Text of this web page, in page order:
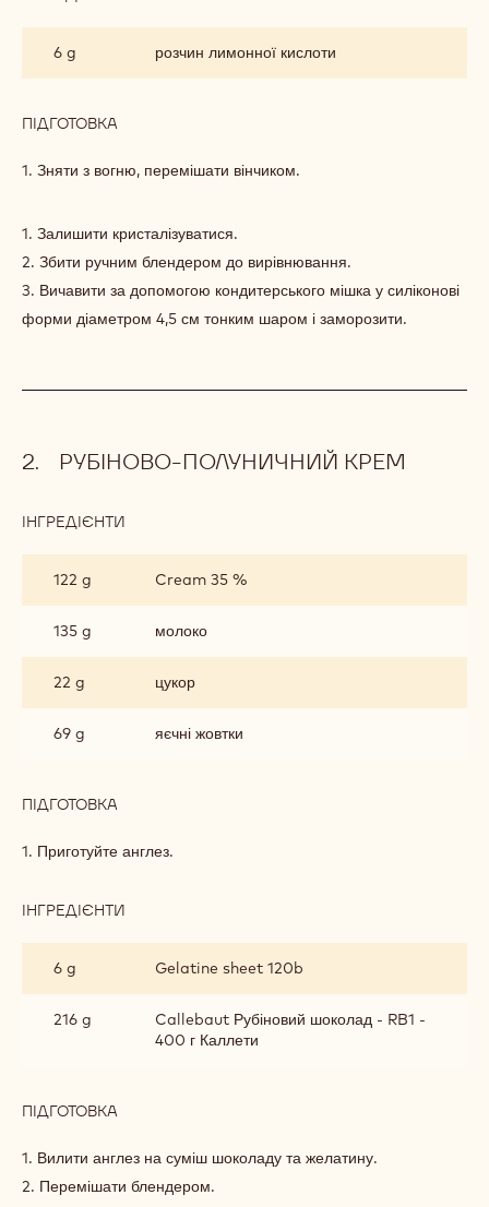
ГЕЛЬ
6 g розчин лимонної кислоти
ПІДГОТОВКА
ЛАЙМОВИЙ
1. Зняти з вогню, перемішати вінчиком.
1. Залишити кристалізуватися.
2. Збити ручним блендером до вирівнювання.
3. Вичавити за допомогою кондитерського мішка у силіконові
форми діаметром 4,5 см тонким шаром і заморозити.
РУБІНОВО-ПОЛУНИЧНИЙ КРЕМ
ІНГРЕДІЄНТИ
КРЕМ
122 g Cream 35 %
135 g молоко
22 g цукор
69 g яєчні жовтки
ПІДГОТОВКА
ПОЛУНИЧНИЙ
1. Приготуйте англез.
ІНГРЕДІЄНТИ
КРЕМ
6 g Gelatine sheet 120b
216 g
Callebaut Рубіновий шоколад - RB1 -
400 г Каллети
ПІДГОТОВКА
ПОЛУНИЧНИЙ
1. Вилити англез на суміш шоколаду та желатину.
2. Перемішати блендером.